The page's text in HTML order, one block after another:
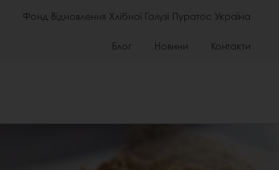
Фонд Відновлення Хлібної Галузі Пуратос Україна
Блог Новини Контакти